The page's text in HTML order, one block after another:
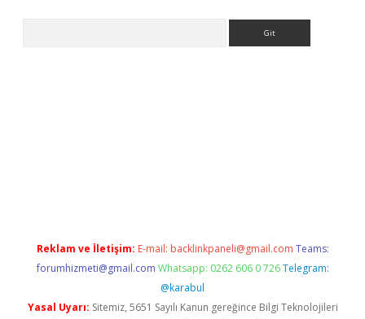
Reklam ve İletişim: E-mail: backlinkpaneli@gmail.com Teams:
forumhizmeti@gmail.com Whatsapp: 0262 606 0 726 Telegram:
@karabul
Yasal Uyarı: Sitemiz, 5651 Sayılı Kanun gereğince Bilgi Teknolojileri